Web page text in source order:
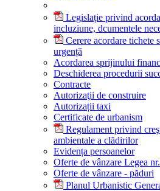
Legislație privind
incluziune, dcumentele
Cerere acordare tichete
urgență
Acordarea sprijinului
Deschiderea procedurii
Contracte
Autorizaţii de construire
Autorizații taxi
Certificate de urbanism
Regulament privind
ambientale a clădirilor
Evidența persoanelor
Oferte de vânzare Legea
Oferte de vânzare - păduri
Planul Urbanistic